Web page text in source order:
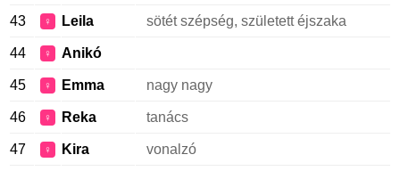
43 ♀ Leila sötét szépség, született éjszaka
44 ♀ Anikó
45 ♀ Emma nagy nagy
46 ♀ Reka tanács
47 ♀ Kira vonalzó